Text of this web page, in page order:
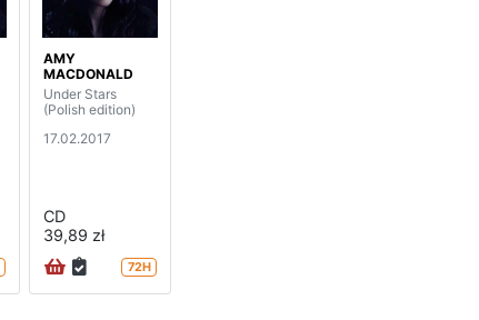
AMY
MACDONALD
Under Stars
(Polish edition)
17.02.2017
CD
39,89 zł
72H